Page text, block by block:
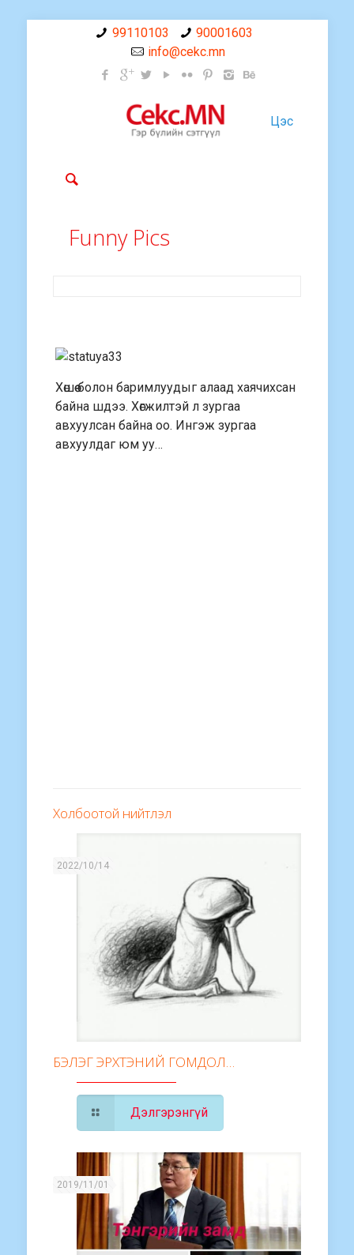
99110103
90001603
info@cekc.mn
Цэс
Funny Pics
Хөшөө болон баримлуудыг алаад хаячихсан
байна шдээ. Хөгжилтэй л зургаа
авхуулсан байна оо. Ингэж зургаа
авхуулдаг юм уу…
Холбоотой нийтлэл
2022/10/14
БЭЛЭГ ЭРХТЭНИЙ ГОМДОЛ…
Дэлгэрэнгүй
2019/11/01